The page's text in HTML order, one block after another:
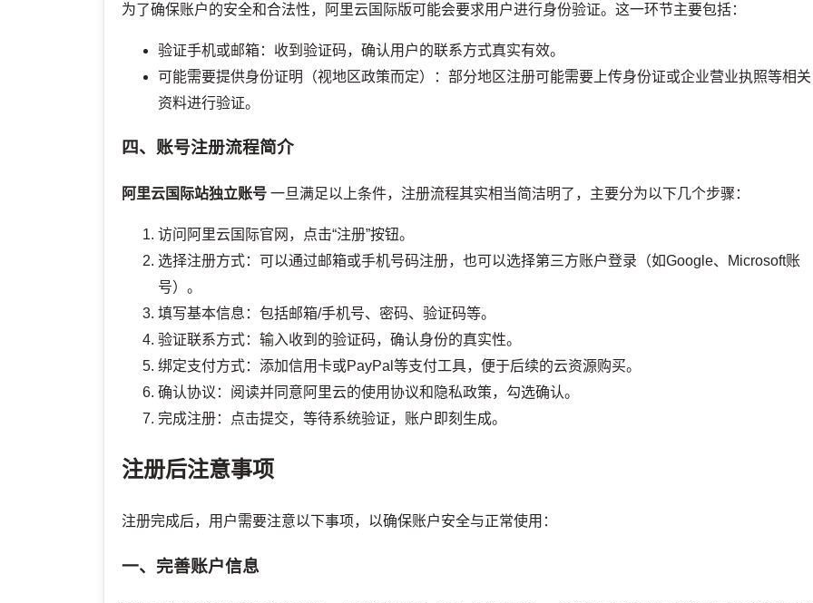
为了确保账户的安全和合法性，阿里云国际版可能会要求用户进行身份验证。这一环节主要包括：
验证手机或邮箱：收到验证码，确认用户的联系方式真实有效。
可能需要提供身份证明（视地区政策而定）：部分地区注册可能需要上传身份证或企业营业执照等相关
资料进行验证。
四、账号注册流程简介
阿里云国际站独立账号 一旦满足以上条件，注册流程其实相当简洁明了，主要分为以下几个步骤：
访问阿里云国际官网，点击“注册”按钮。
选择注册方式：可以通过邮箱或手机号码注册，也可以选择第三方账户登录（如Google、Microsoft账
号）。
填写基本信息：包括邮箱/手机号、密码、验证码等。
验证联系方式：输入收到的验证码，确认身份的真实性。
绑定支付方式：添加信用卡或PayPal等支付工具，便于后续的云资源购买。
确认协议：阅读并同意阿里云的使用协议和隐私政策，勾选确认。
完成注册：点击提交，等待系统验证，账户即刻生成。
注册后注意事项
注册完成后，用户需要注意以下事项，以确保账户安全与正常使用：
一、完善账户信息